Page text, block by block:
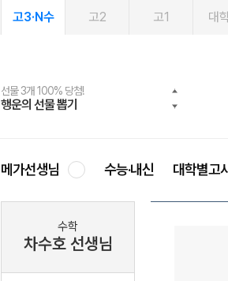
고3·N수 고2 고1 대
선물 3개 100% 당첨!
행운의 선물 뽑기
선물 100% 증정!
메가스터디 X 올리브
여름방학 스터디 캐시백
메가런 썸머스쿨
2027 러셀 단과
강사 공개선발
스마트러닝앱
설문 EVENT
메가패스
3일 무료 체험권
메가패스 수강생 무료혜택!
메가클럽 멤버십
사회공헌 캠페인
희망이룸 메가나눔
메가선생님 수능·내신 대학별고
수학
차수호 선생님